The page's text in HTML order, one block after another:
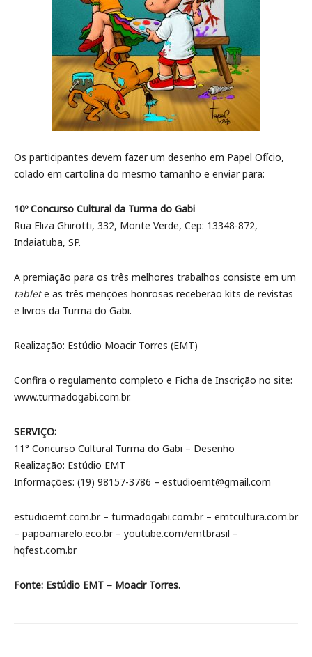
Os participantes devem fazer um desenho em Papel Ofício,
colado em cartolina do mesmo tamanho e enviar para:
10º Concurso Cultural da Turma do Gabi
Rua Eliza Ghirotti, 332, Monte Verde, Cep: 13348-872,
Indaiatuba, SP.
A premiação para os três melhores trabalhos consiste em um
tablete as três menções honrosas receberão kits de revistas
e livros da Turma do Gabi.
Realização: Estúdio Moacir Torres (EMT)
Confira o regulamento completo e Ficha de Inscrição no site:
www.turmadogabi.com.br.
SERVIÇO:
11° Concurso Cultural Turma do Gabi – Desenho
Realização: Estúdio EMT
Informações: (19) 98157-3786 – estudioemt@gmail.com
estudioemt.com.br – turmadogabi.com.br – emtcultura.com.br
– papoamarelo.eco.br – youtube.com/emtbrasil –
hqfest.com.br
Fonte: Estúdio EMT – Moacir Torres.